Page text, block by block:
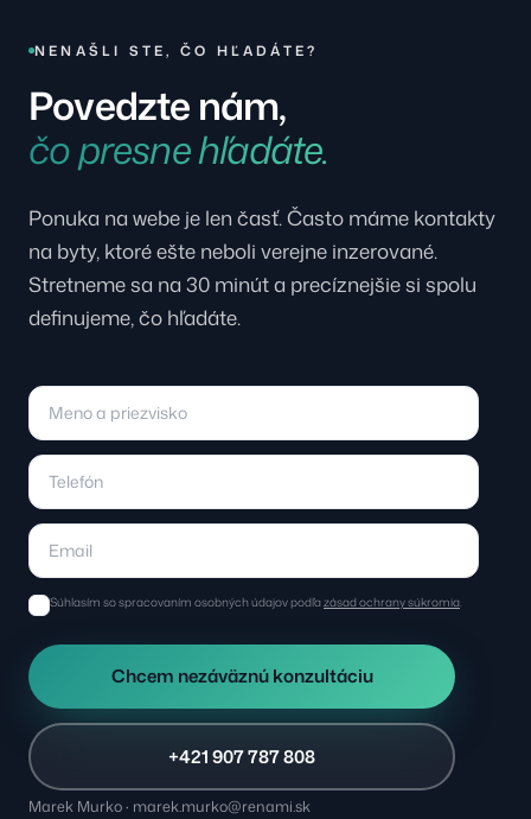
NENAŠLI STE, ČO HĽADÁTE?
Povedzte nám,
čo presne hľadáte.
Ponuka na webe je len časť. Často máme kontakty
na byty, ktoré ešte neboli verejne inzerované.
Stretneme sa na 30 minút a precíznejšie si spolu
definujeme, čo hľadáte.
Súhlasím so spracovaním osobných údajov podľazásad ochrany súkromia.
Chcem nezáväznú konzultáciu
+421 907 787 808
Marek Murko · marek.murko@renami.sk